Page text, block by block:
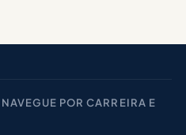
POR CARREIRA E